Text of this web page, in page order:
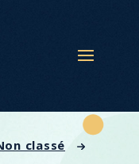
classé